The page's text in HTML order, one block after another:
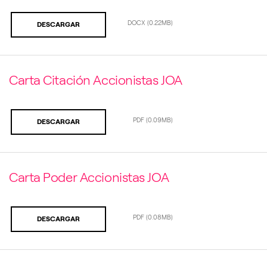
DOCX (0.22MB)
DESCARGAR
Carta Citación Accionistas JOA
PDF (0.09MB)
DESCARGAR
Carta Poder Accionistas JOA
PDF (0.08MB)
DESCARGAR